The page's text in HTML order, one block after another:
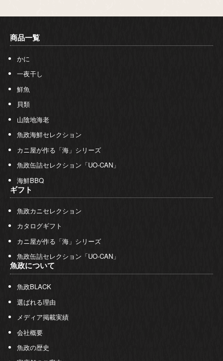
商品一覧
かに
一夜干し
鮮魚
貝類
山陰地海老
魚政海鮮セレクション
カニ屋が作る「海」シリーズ
魚政缶詰セレクション「UO-CAN」
海鮮BBQ
ギフト
魚政カニセレクション
カタログギフト
カニ屋が作る「海」シリーズ
魚政缶詰セレクション「UO-CAN」
魚政について
魚政BLACK
選ばれる理由
メディア掲載実績
会社概要
魚政の歴史